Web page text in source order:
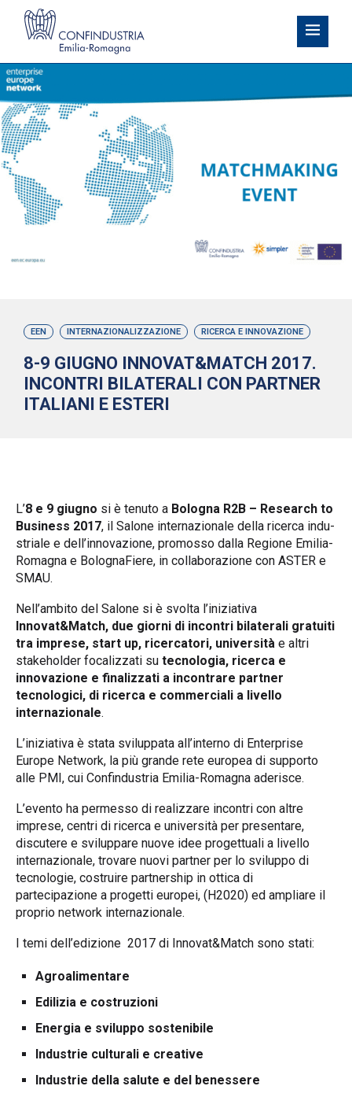
EEN INTERNAZIONALIZZAZIONE RICERCA E INNOVAZIONE
8-9 GIUGNO INNOVAT&MATCH 2017.
INCONTRI BILATERALI CON PARTNER
ITALIANI E ESTERI
L’8 e 9 giugno si è tenuto a Bologna R2B – Re­sear­ch to
Bu­si­ness 2017, il Sa­lo­ne in­ter­na­zio­na­le della ri­cer­ca in­du­
stria­le e del­l’in­no­va­zio­ne, pro­mos­so dalla Re­gio­ne Emi­lia-
Ro­ma­gna e Bo­lo­gna­Fie­re, in col­la­bo­ra­zio­ne con ASTER e
SMAU.
Nell’ambito del Salone si è svolta l’iniziativa
Innovat&Match, due giorni di incontri bilaterali gratuiti
tra imprese, start up, ricercatori, università e altri
stakeholder focalizzati su tecnologia, ricerca e
innovazione e finalizzati a incontrare partner
tecnologici, di ricerca e commerciali a livello
internazionale.
L’iniziativa è stata sviluppata all’interno di Enterprise
Europe Network, la più grande rete europea di supporto
alle PMI, cui Confindustria Emilia-Romagna aderisce.
L’evento ha permesso di realizzare incontri con altre
imprese, centri di ricerca e università per presentare,
discutere e sviluppare nuove idee progettuali a livello
internazionale, trovare nuovi partner per lo sviluppo di
tecnologie, costruire partnership in ottica di
partecipazione a progetti europei, (H2020) ed ampliare il
proprio network internazionale.
I temi dell’edizione 2017 di Innovat&Match sono stati:
Agroalimentare
Edilizia e costruzioni
Energia e sviluppo sostenibile
Industrie culturali e creative
Industrie della salute e del benessere